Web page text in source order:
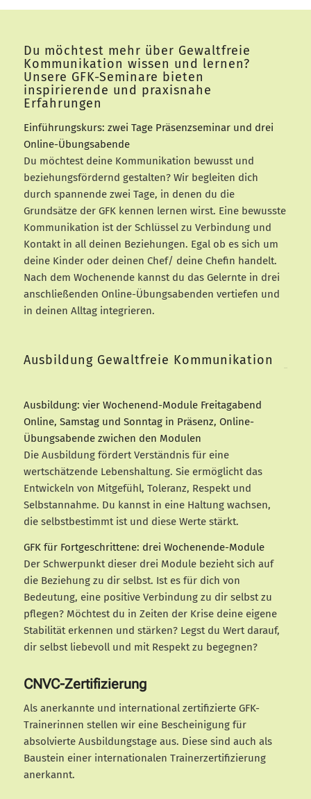
Du möchtest mehr über Gewaltfreie
Kommunikation wissen und lernen?
Unsere GFK-Seminare bieten
inspirierende und praxisnahe
Erfahrungen
Einführungskurs: zwei Tage Präsenzseminar und drei
Online-Übungsabende
Du möchtest deine Kommunikation bewusst und
beziehungsfördernd gestalten? Wir begleiten dich
durch spannende zwei Tage, in denen du die
Grundsätze der GFK kennen lernen wirst. Eine bewusste
Kommunikation ist der Schlüssel zu Verbindung und
Kontakt in all deinen Beziehungen. Egal ob es sich um
deine Kinder oder deinen Chef/ deine Chefin handelt.
Nach dem Wochenende kannst du das Gelernte in drei
anschließenden Online-Übungsabenden vertiefen und
in deinen Alltag integrieren.
Ausbildung Gewaltfreie Kommunikation
Ausbildung: vier Wochenend-Module Freitagabend
Online, Samstag und Sonntag in Präsenz, Online-
Übungsabende zwichen den Modulen
Die Ausbildung fördert Verständnis für eine
wertschätzende Lebenshaltung. Sie ermöglicht das
Entwickeln von Mitgefühl, Toleranz, Respekt und
Selbstannahme. Du kannst in eine Haltung wachsen,
die selbstbestimmt ist und diese Werte stärkt.
GFK für Fortgeschrittene: drei Wochenende-Module
Der Schwerpunkt dieser drei Module bezieht sich auf
die Beziehung zu dir selbst. Ist es für dich von
Bedeutung, eine positive Verbindung zu dir selbst zu
pflegen? Möchtest du in Zeiten der Krise deine eigene
Stabilität erkennen und stärken? Legst du Wert darauf,
dir selbst liebevoll und mit Respekt zu begegnen?
CNVC-Zertifizierung
Als anerkannte und international zertifizierte GFK-
Trainerinnen stellen wir eine Bescheinigung für
absolvierte Ausbildungstage aus. Diese sind auch als
Baustein einer internationalen Trainerzertifizierung
anerkannt.